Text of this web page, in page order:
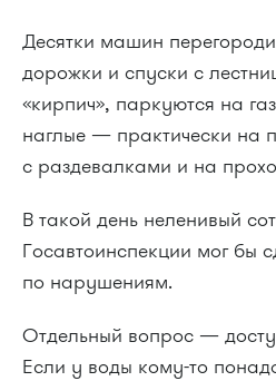
Десятки машин
дорожки и спуски с
«кирпич», паркуются на
наглые — практически на
с раздевалками и на
В такой день неленивый
Госавтоинспекции мог бы
по нарушениям.
Отдельный вопрос —
Если у воды кому-то